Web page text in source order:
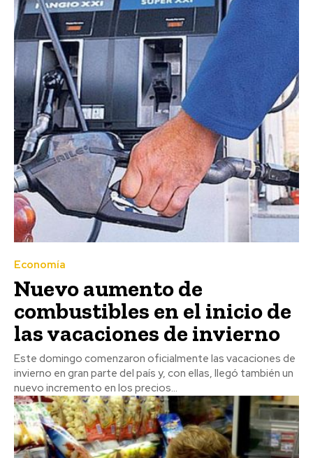
Economía
Nuevo aumento de
combustibles en el inicio de
las vacaciones de invierno
Este domingo comenzaron oficialmente las vacaciones de
invierno en gran parte del país y, con ellas, llegó también un
nuevo incremento en los precios...